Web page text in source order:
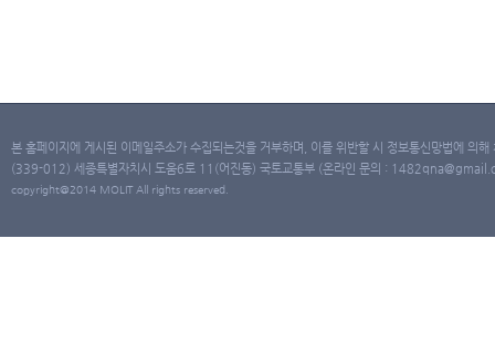
본 홈페이지에 게시된 이메일주소가 수집되는것을 거부하며, 이를 위반할 시 정보통신망법에 의
(339-012) 세종특별자치시 도움6로 11(어진동) 국토교통부 (온라인 문의 :
copyright@2014 MOLIT All rights reserved.